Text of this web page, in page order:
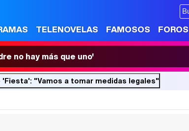
TELENOVELAS FAMOSOS FOROS
no hay más que uno'
"Vamos a tomar medidas legales"